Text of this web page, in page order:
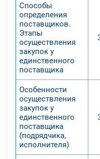
Способы
определения
поставщиков.
Этапы
осуществления
закупок у
единственного
поставщика
Особенности
осуществления
закупок у
единственного
поставщика
(подрядчика,
исполнителя)